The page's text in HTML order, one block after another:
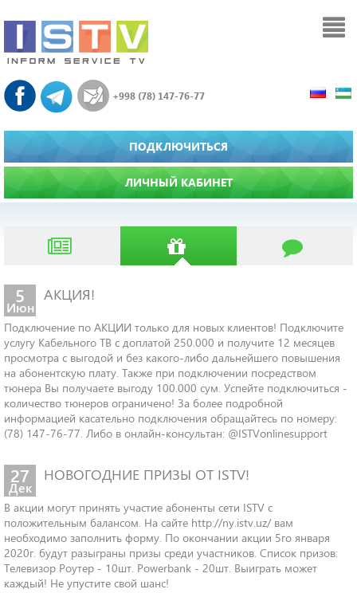
+998 (78) 147-76-77
ПОДКЛЮЧИТЬСЯ
ЛИЧНЫЙ КАБИНЕТ
5
Июн
АКЦИЯ!
Подключение по АКЦИИ только для новых клиентов! Подключите
услугу Кабельного ТВ с доплатой 250.000 и получите 12 месяцев
просмотра с выгодой и без какого-либо дальнейшего повышения
на абонентскую плату. Также при подключении посредством
тюнера Вы получаете выгоду 100.000 сум. Успейте подключиться -
количество тюнеров ограничено! За более подробной
информацией касательно подключения обращайтесь по номеру:
(78) 147-76-77. Либо в онлайн-консультан: @ISTVonlinesupport
27
Дек
НОВОГОДНИЕ ПРИЗЫ ОТ ISTV!
В акции могут принять участие абоненты сети ISTV с
положительным балансом. На сайте http://ny.istv.uz/ вам
необходимо заполнить форму. По окончании акции 5го января
2020г. будут разыграны призы среди участников. Список призов:
Телевизор Роутер - 10шт. Powerbank - 20шт. Выиграть может
каждый! Не упустите свой шанс!